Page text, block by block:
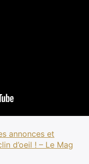
annonces et
d’oeil ! – Le Mag